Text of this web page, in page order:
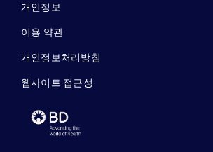
개인정보
이용 약관
개인정보처리방침
웹사이트 접근성